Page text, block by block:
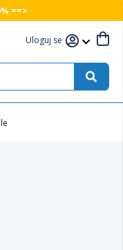
==>
Uloguj se